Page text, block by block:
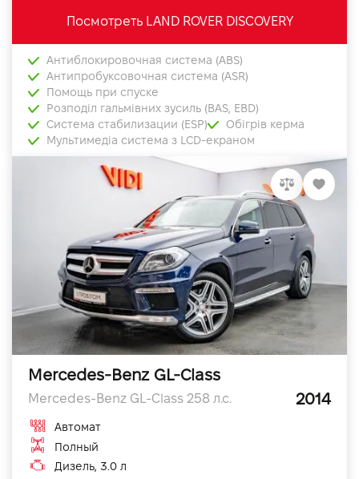
Посмотреть LAND ROVER DISCOVERY
Антиблокировочная система (ABS)
Антипробуксовочная система (ASR)
Помощь при спуске
Розподіл гальмівних зусиль (BAS, EBD)
Система стабилизации (ESP)
Обігрів керма
Мультимедіа система з LCD-екраном
Mercedes-Benz GL-Class
Mercedes-Benz GL-Class 258 л.с. 2014
Автомат
Полный
Дизель, 3.0 л